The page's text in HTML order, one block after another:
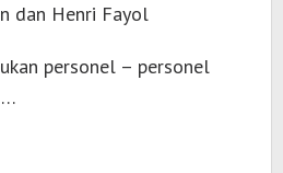
dan Henri Fayol
personel – personel